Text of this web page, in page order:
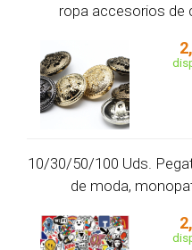
ropa accesorios de
10/30/50/100 Uds.
de moda,